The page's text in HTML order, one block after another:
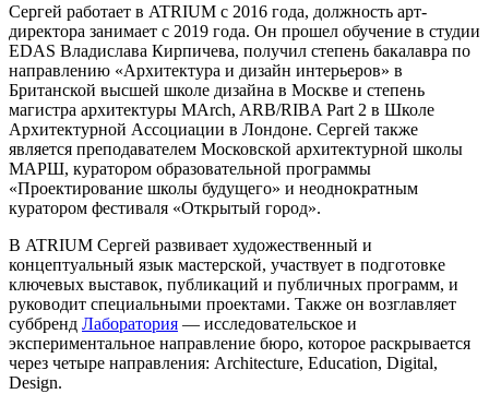
Сергей работает в ATRIUM с 2016 года, должность арт-
директора занимает с 2019 года. Он прошел обучение в студии
EDAS Владислава Кирпичева, получил степень бакалавра по
направлению «Архитектура и дизайн интерьеров» в
Британской высшей школе дизайна в Москве и степень
магистра архитектуры MArch, ARB/RIBA Part 2 в Школе
Архитектурной Ассоциации в Лондоне. Сергей также
является преподавателем Московской архитектурной школы
МАРШ, куратором образовательной программы
«Проектирование школы будущего» и неоднократным
куратором фестиваля «Открытый город».
В ATRIUM Сергей развивает художественный и
концептуальный язык мастерской, участвует в подготовке
ключевых выставок, публикаций и публичных программ, и
руководит специальными проектами. Также он возглавляет
суббренд Лаборатория — исследовательское и
экспериментальное направление бюро, которое раскрывается
через четыре направления: Architecture, Education, Digital,
Design.